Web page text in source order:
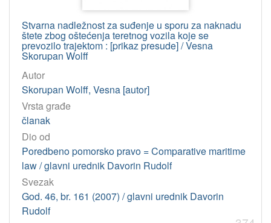
Stvarna nadležnost za suđenje u sporu za naknadu
štete zbog oštećenja teretnog vozila koje se
prevozilo trajektom : [prikaz presude] / Vesna
Skorupan Wolff
Autor
Skorupan Wolff, Vesna [autor]
Vrsta građe
članak
Dio od
Poredbeno pomorsko pravo = Comparative maritime
law / glavni urednik Davorin Rudolf
Svezak
God. 46, br. 161 (2007) / glavni urednik Davorin
Rudolf